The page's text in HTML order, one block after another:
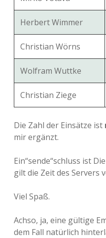
Herbert Wimmer
Christian Wörns
Wolfram Wuttke
Christian Ziege
Die Zahl der Einsätze ist
mir ergänzt.
Ein“sende“schluss ist
gilt die Zeit des Servers
Viel Spaß.
Achso, ja, eine gültige
dem Fall natürlich